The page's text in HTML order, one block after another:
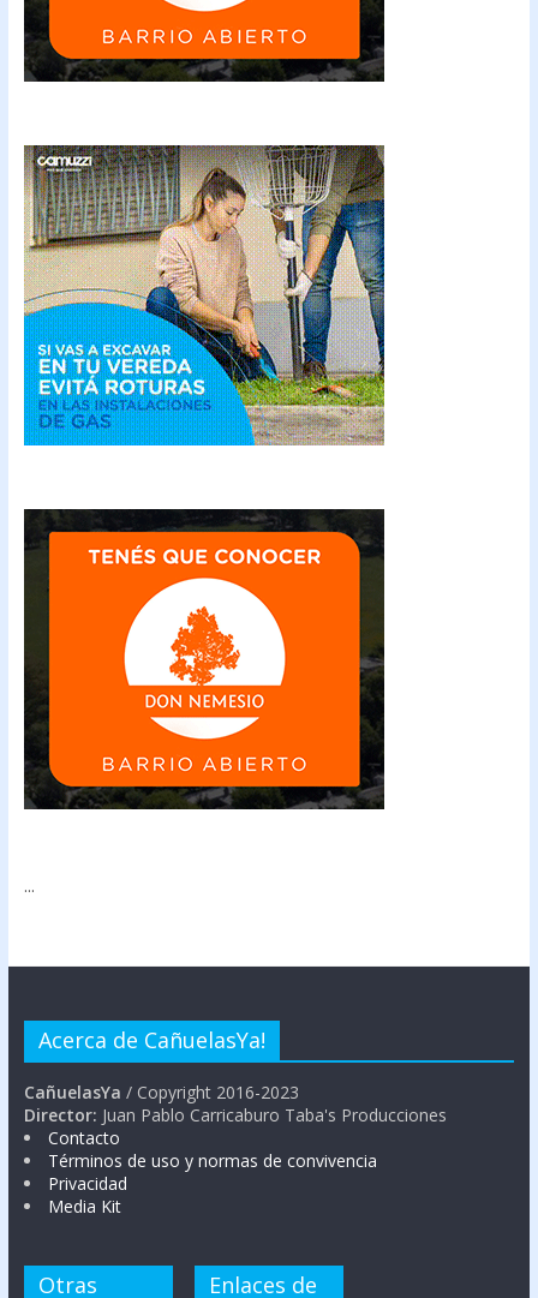
...
Acerca de CañuelasYa!
CañuelasYa / Copyright 2016-2023
Director: Juan Pablo Carricaburo Taba's Producciones
Contacto
Términos de uso y normas de convivencia
Privacidad
Media Kit
Otras
Enlaces de